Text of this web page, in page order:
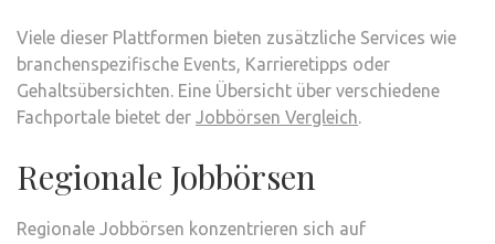
Viele dieser Plattformen bieten zusätzliche Services wie
branchenspezifische Events, Karrieretipps oder
Gehaltsübersichten. Eine Übersicht über verschiedene
Fachportale bietet der Jobbörsen Vergleich.
Regionale Jobbörsen
Regionale Jobbörsen konzentrieren sich auf